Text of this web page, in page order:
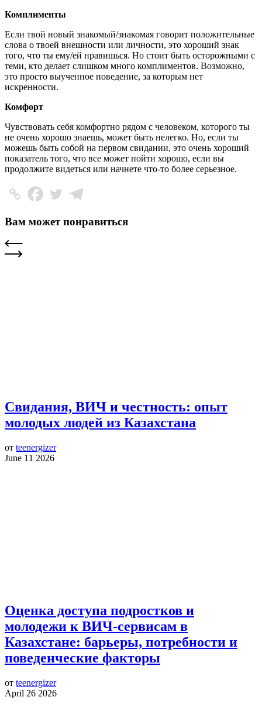
Комплименты
Если твой новый знакомый/знакомая говорит положительные
слова о твоей внешности или личности, это хороший знак
того, что ты ему/ей нравишься. Но стоит быть осторожными с
теми, кто делает слишком много комплиментов. Возможно,
это просто выученное поведение, за которым нет
искренности.
Комфорт
Чувствовать себя комфортно рядом с человеком, которого ты
не очень хорошо знаешь, может быть нелегко. Но, если ты
можешь быть собой на первом свидании, это очень хороший
показатель того, что все может пойти хорошо, если вы
продолжите видеться или начнете что-то более серьезное.
Вам может понравиться
Свидания, ВИЧ и честность: опыт
молодых людей из Казахстана
от teenergizer
June 11 2026
Оценка доступа подростков и
молодежи к ВИЧ-сервисам в
Казахстане: барьеры, потребности и
поведенческие факторы
от teenergizer
April 26 2026